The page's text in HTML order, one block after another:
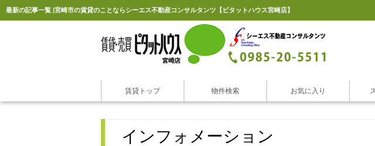
最新の記事一覧 |宮崎市の賃貸のことならシーエス不動産コンサルタンツ【ピタットハウス宮崎店】
賃貸トップ 物件検索 お気に入り
インフォメーション